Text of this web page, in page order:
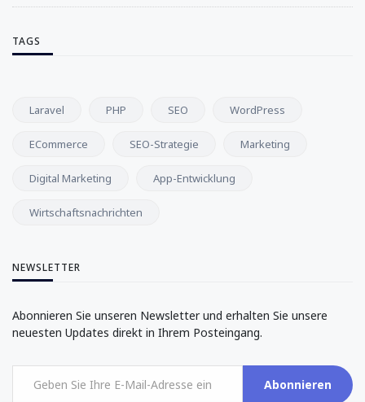
TAGS
Laravel PHP SEO WordPress
ECommerce SEO-Strategie Marketing
Digital Marketing App-Entwicklung
Wirtschaftsnachrichten
NEWSLETTER
Abonnieren Sie unseren Newsletter und erhalten Sie unsere
neuesten Updates direkt in Ihrem Posteingang.
Abonnieren